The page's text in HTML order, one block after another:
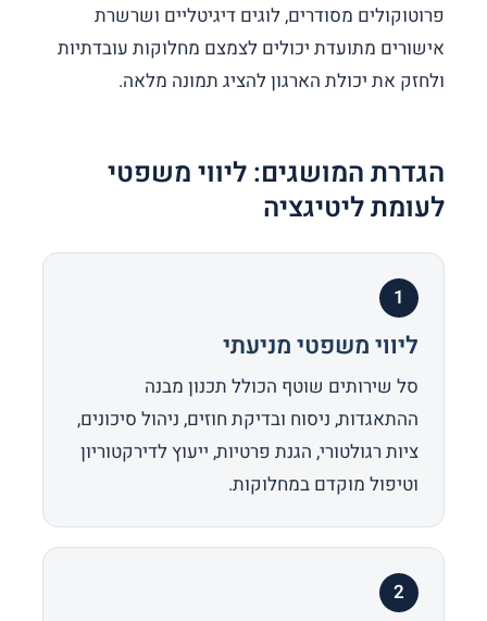
פרוטוקולים מסודרים, לוגים דיגיטליים ושרשרת
אישורים מתועדת יכולים לצמצם מחלוקות עובדתיות
ולחזק את יכולת הארגון להציג תמונה מלאה.
הגדרת המושגים: ליווי משפטי
לעומת ליטיגציה
1
ליווי משפטי מניעתי
סל שירותים שוטף הכולל תכנון מבנה
ההתאגדות, ניסוח ובדיקת חוזים, ניהול סיכונים,
ציות רגולטורי, הגנת פרטיות, ייעוץ לדירקטוריון
וטיפול מוקדם במחלוקות.
2